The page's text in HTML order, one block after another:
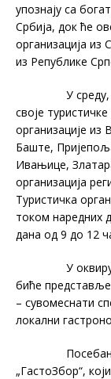
упознају са
Србија, док ће
организација из
из Републике
У среду, 23.
своје
организације из
Баште,
Ивањице,
организација
Туристичка
током наредних
дана од 9 до 12
У оквиру
биће
– сувомеснати
локални
Посебан
„ГастоЗбор“,